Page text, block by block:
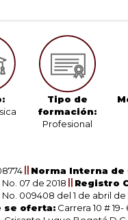
Tipo de
formación:
Profesional
Norma Interna de
07 de 2018
Registro
009408 del 1 de abril de
se oferta: Carrera 10 #